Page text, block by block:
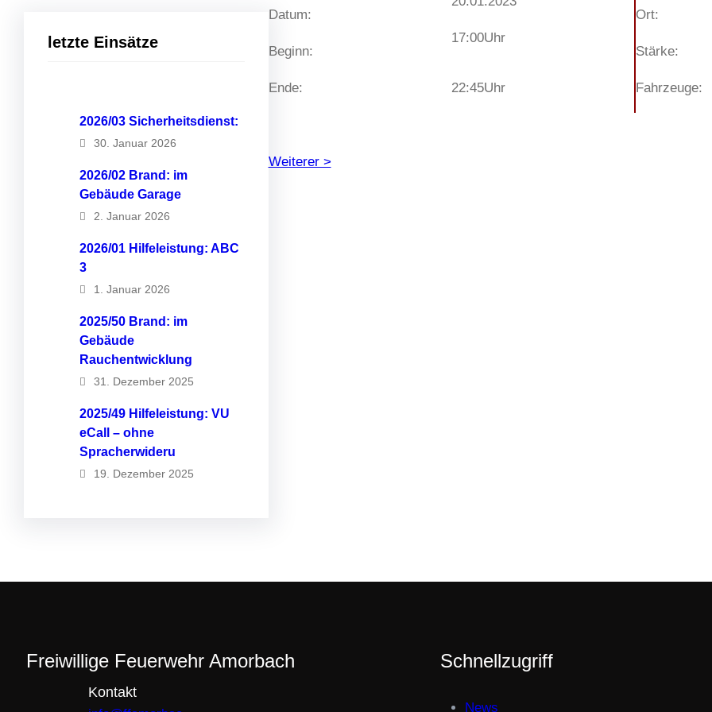
letzte Einsätze
2026/03 Sicherheitsdienst:
30. Januar 2026
2026/02 Brand: im
Gebäude Garage
2. Januar 2026
2026/01 Hilfeleistung: ABC
3
1. Januar 2026
2025/50 Brand: im
Gebäude
Rauchentwicklung
31. Dezember 2025
2025/49 Hilfeleistung: VU
eCall – ohne
Spracherwideru
19. Dezember 2025
Datum:
Beginn:
Ende:
17:00Uhr
22:45Uhr
Ort:
Stärke:
Fahrzeuge:
Weiterer >
Freiwillige Feuerwehr Amorbach
Kontakt
Schnellzugriff
News